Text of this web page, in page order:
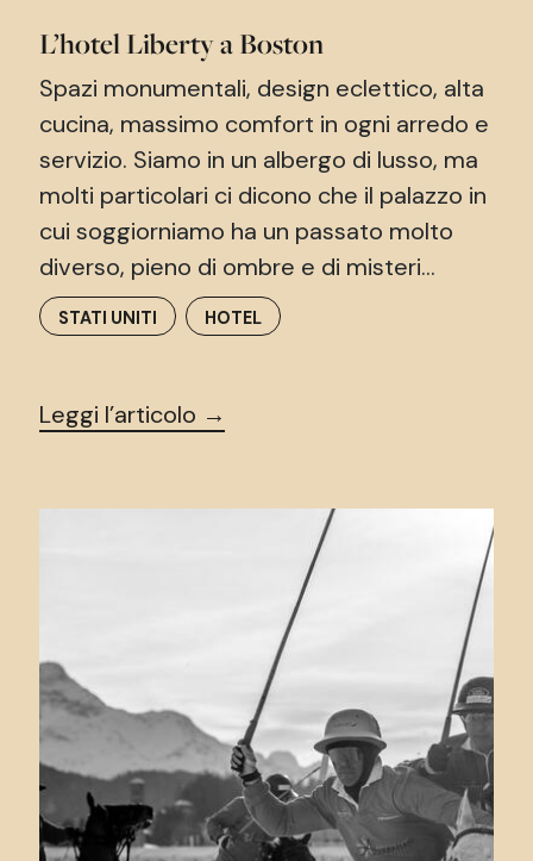
L’hotel Liberty a Boston
Spazi monumentali, design eclettico, alta
cucina, massimo comfort in ogni arredo e
servizio. Siamo in un albergo di lusso, ma
molti particolari ci dicono che il palazzo in
cui soggiorniamo ha un passato molto
diverso, pieno di ombre e di misteri...
STATI UNITI HOTEL
Leggi l’articolo →